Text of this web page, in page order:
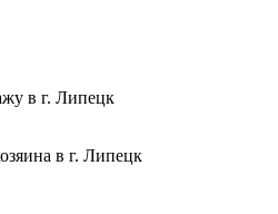
в г. Липецк
в г. Липецк